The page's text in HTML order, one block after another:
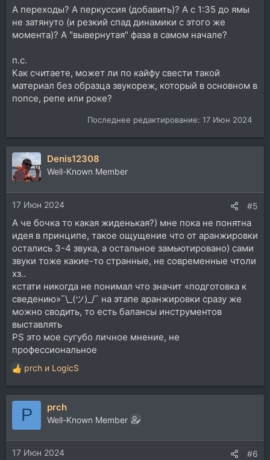
А переходы? А перкуссия (добавить)? А с 1:35 до ямы
не затянуто (и резкий спад динамики с этого же
момента)? А "вывернутая" фаза в самом начале?
п.с.
Как считаете, может ли по кайфу свести такой
материал без образца звукореж, который в основном в
попсе, репе или роке?
Последнее редактирование: 17 Июн 2024
Denis12308
Well-Known Member
17 Июн 2024 #5
А че бочка то какая жиденькая?) мне пока не понятна
идея в принципе, такое ощущение что от аранжировки
остались 3-4 звука, а остальное замьютировано) сами
звуки тоже какие-то странные, не современные чтоли
хз..
кстати никогда не понимал что значит «подготовка к
сведению»¯\_(ツ)_/¯ на этапе аранжировки сразу же
можно сводить, то есть балансы инструментов
выставлять
PS это мое сугубо личное мнение, не
профессиональное
Р
е
а
и
и
:
prch и LogicS
P prch
Well-Known Member
17 Июн 2024 #6